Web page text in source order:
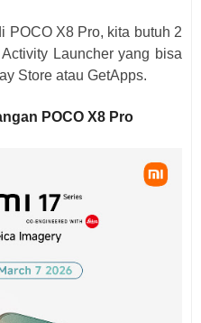
POCO X8 Pro, kita butuh 2
Launcher yang bisa
Store atau GetApps.
POCO X8 Pro